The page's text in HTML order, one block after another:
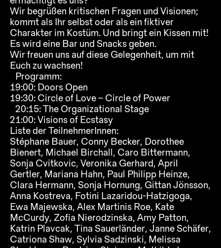
Wir begrüßen kritischen Fragen und Visionen;
kommt als Ihr selbst oder als ein fiktiver
Charakter im Kostüm. Und bringt ein Kissen mit!
Es wird eine Bar und Snacks geben.
Wir freuen uns auf diese Gelegenheit, um mit
Euch zu wachsen!
Programm:
19:00: Doors Open
19:30: Circle of Love – Circle of Power
20:15: The Organizational Stage
21:00: Visions of Ecstasy
Liste der TeilnehmerInnen:
Stéphane Bauer, Conny Becker, Dorothee
Bienert, Michael Birchall, Caro Bittermann,
Sonja Cvitkovic, Veronika Gerhard, April
Gertler, Mariana Hahn, Paul Philipp Heinze,
Clara Hermann, Sonja Hornung, Gittan Jönsson,
Anna Kostreva, Fotini Lazaridou-Hatzigoga,
Ewa Majewska, Alex Martinis Roe, Kate
McCurdy, Zofia Nierodzinska, Amy Patton,
Katrin Plavcak, Tina Sauerländer, Janne Schäfer,
Catriona Shaw, Sylvia Sadzinski, Melissa